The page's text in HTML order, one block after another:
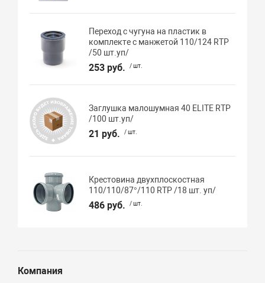
Переход с чугуна на пластик в
комплекте с манжетой 110/124 RTP
/50 шт.уп/
253 руб. / шт.
Заглушка малошумная 40 ELITE RTP
/100 шт.уп/
21 руб. / шт.
Крестовина двухплоскостная
110/110/87°/110 RTP /18 шт. уп/
486 руб. / шт.
Компания